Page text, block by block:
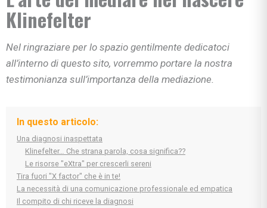
Klinefelter
Nel ringraziare per lo spazio gentilmente dedicatoci
all’interno di questo sito, vorremmo portare la nostra
testimonianza sull’importanza della mediazione.
In questo articolo:
Una diagnosi inaspettata
Klinefelter… Che strana parola, cosa significa??
Le risorse "eXtra" per crescerli sereni
Tira fuori "X factor" che è in te!
La necessità di una comunicazione professionale ed empatica
Il compito di chi riceve la diagnosi